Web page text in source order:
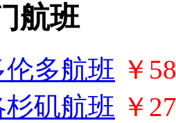
航班
伦多航班 ￥
杉矶航班 ￥